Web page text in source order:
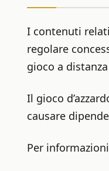
I contenuti
regolare
gioco a
Il gioco
causare
Per